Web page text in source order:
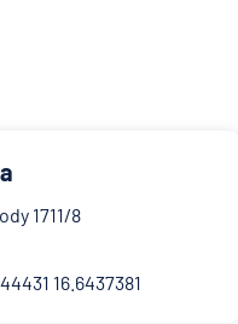
1711/8
16.6437381